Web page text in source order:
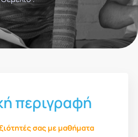
περιγραφή
σας με μαθήματα